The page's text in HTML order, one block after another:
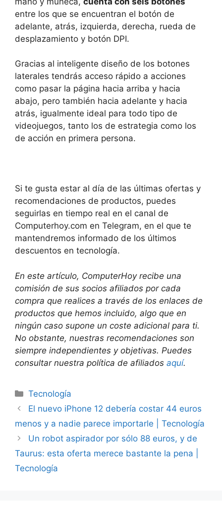
entre los que se encuentran el botón de
adelante, atrás, izquierda, derecha, rueda de
desplazamiento y botón DPI.
Gracias al inteligente diseño de los botones
laterales tendrás acceso rápido a acciones
como pasar la página hacia arriba y hacia
abajo, pero también hacia adelante y hacia
atrás, igualmente ideal para todo tipo de
videojuegos, tanto los de estrategia como los
de acción en primera persona.
Si te gusta estar al día de las últimas ofertas y
recomendaciones de productos, puedes
seguirlas en tiempo real en el canal de
Computerhoy.com en Telegram, en el que te
mantendremos informado de los últimos
descuentos en tecnología.
En este artículo, ComputerHoy recibe una
comisión de sus socios afiliados por cada
compra que realices a través de los enlaces de
productos que hemos incluido, algo que en
ningún caso supone un coste adicional para ti.
No obstante, nuestras recomendaciones son
siempre independientes y objetivas. Puedes
consultar nuestra política de afiliados aquí.
Categorías
Tecnología
El nuevo iPhone 12 debería costar 44 euros
menos y a nadie parece importarle | Tecnología
Un robot aspirador por sólo 88 euros, y de
Taurus: esta oferta merece bastante la pena |
Tecnología